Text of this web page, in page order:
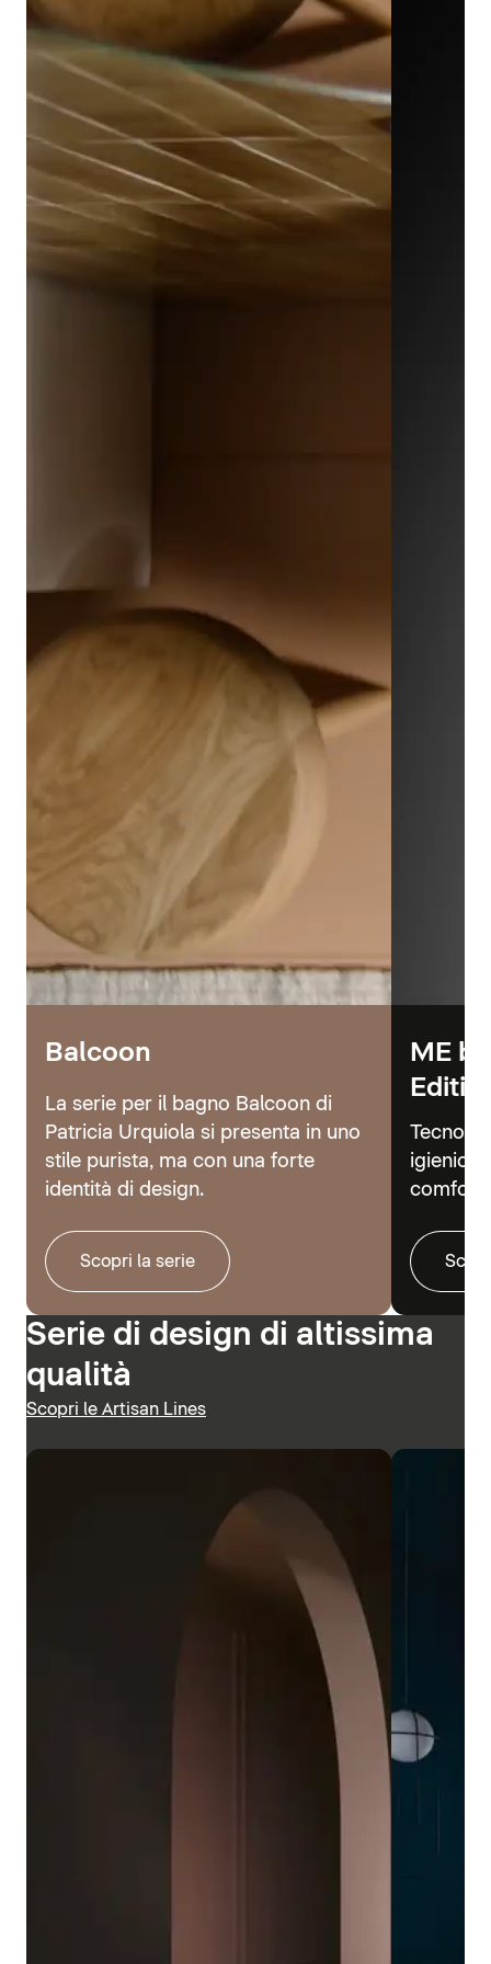
Balcoon
La serie per il bagno Balcoon di
Patricia Urquiola si presenta in uno
stile purista, ma con una forte
identità di design.
Scopri la serie
ME
igienici
comfort.
Serie di design di altissima
qualità
Scopri le Artisan Lines